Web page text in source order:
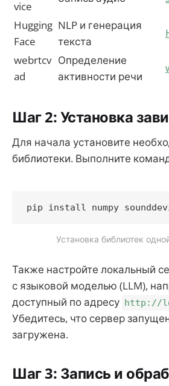
vice
Hugging
Face
NLP и генерация
текста
webrtcv
ad
Определение
активности речи
Шаг 2: Установка
Для начала установите
библиотеки. Выполните
Установка библиотек
Также настройте локальный
с языковой моделью (LLM),
доступный по адресу http://
Убедитесь, что сервер
загружена.
Шаг 3: Запись и